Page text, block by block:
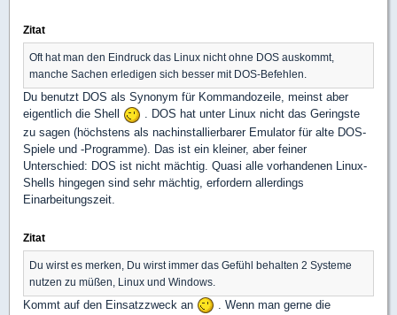
Zitat
Oft hat man den Eindruck das Linux nicht ohne DOS auskommt,
manche Sachen erledigen sich besser mit DOS-Befehlen.
Du benutzt DOS als Synonym für Kommandozeile, meinst aber
eigentlich die Shell
. DOS hat unter Linux nicht das Geringste
zu sagen (höchstens als nachinstallierbarer Emulator für alte DOS-
Spiele und -Programme). Das ist ein kleiner, aber feiner
Unterschied: DOS ist nicht mächtig. Quasi alle vorhandenen Linux-
Shells hingegen sind sehr mächtig, erfordern allerdings
Einarbeitungszeit.
Zitat
Du wirst es merken, Du wirst immer das Gefühl behalten 2 Systeme
nutzen zu müßen, Linux und Windows.
Kommt auf den Einsatzzweck an
. Wenn man gerne die